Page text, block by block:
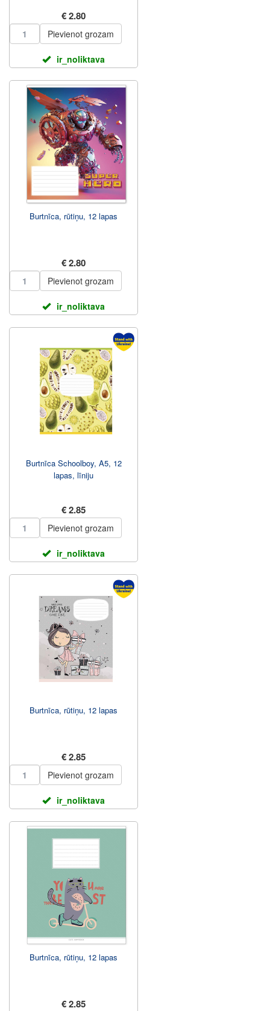
€ 2.80
Pievienot grozam
ir_noliktava
Burtnīca, rūtiņu, 12 lapas
€ 2.80
Pievienot grozam
ir_noliktava
Burtnīca Schoolboy, A5, 12
lapas, līniju
€ 2.85
Pievienot grozam
ir_noliktava
Burtnīca, rūtiņu, 12 lapas
€ 2.85
Pievienot grozam
ir_noliktava
Burtnīca, rūtiņu, 12 lapas
€ 2.85